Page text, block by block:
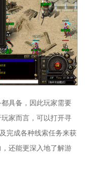
具备，因此玩家需要
家而言，可以打开寻
完成各种线索任务来获
还能更深入地了解游